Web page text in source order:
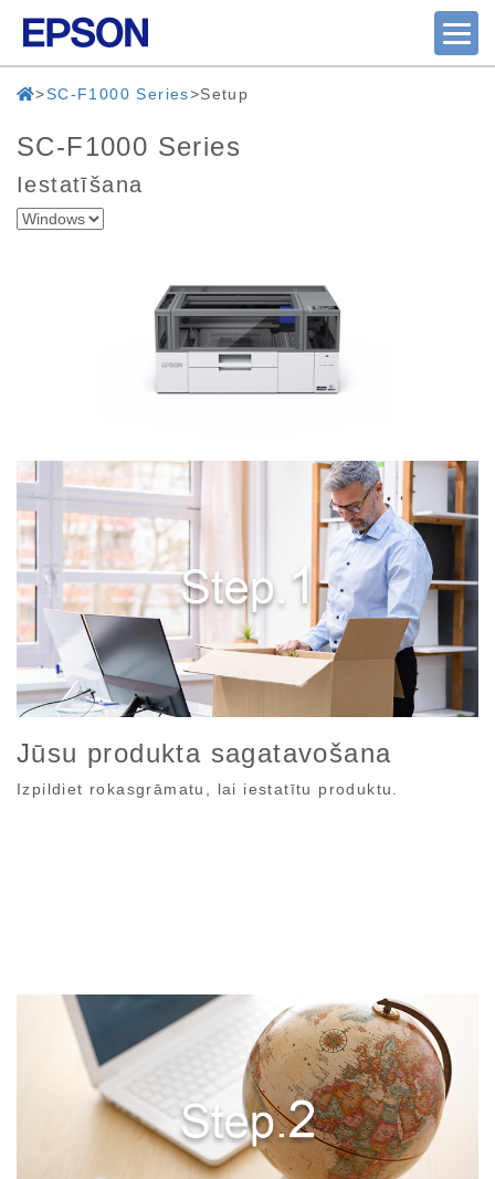
SC-F1000 Series Setup
SC-F1000 Series
Iestatīšana
Jūsu produkta sagatavošana